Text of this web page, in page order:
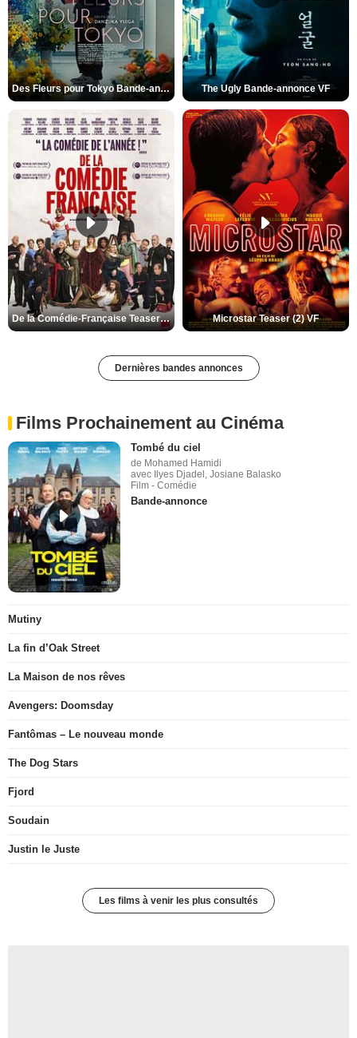
Des Fleurs pour Tokyo Bande-annonce VO STFR The Ugly Bande-annonce VF
De la Comédie-Française Teaser (3) VF Microstar Teaser (2) VF
Dernières bandes annonces
Films Prochainement au Cinéma
Tombé du ciel
de Mohamed Hamidi
avec Ilyes Djadel, Josiane Balasko
Film - Comédie
Bande-annonce
Mutiny
La fin d’Oak Street
La Maison de nos rêves
Avengers: Doomsday
Fantômas – Le nouveau monde
The Dog Stars
Fjord
Soudain
Justin le Juste
Les films à venir les plus consultés